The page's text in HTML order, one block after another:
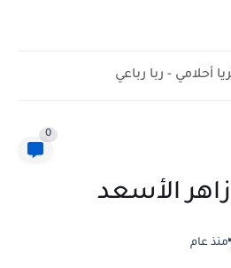
أحلامي - ربا رباعي
0
الأسعد
منذ عام